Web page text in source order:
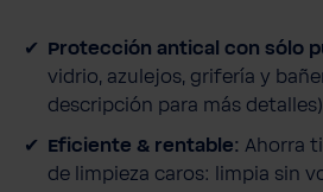
Protección antical con sólo
vidrio, azulejos, grifería y
descripción para más detalles)
Eficiente & rentable: Ahorra
de limpieza caros: limpia sin